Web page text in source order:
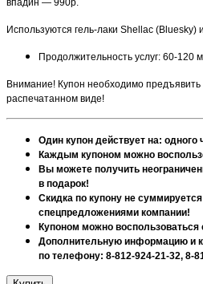
впадин — 990р.
Используются гель-лаки Shellac (Bluesky)
Продолжительность услуг: 60-120
Внимание! Купон необходимо предъявить
распечатанном виде!
Один купон действует на: одного
Каждым купоном можно
Вы можете получить
в подарок!
Скидка по купону не
спецпредложениями компании!
Купоном можно воспользоваться
Дополнительную информацию и
по телефону: 8-812-924-21-32, 8-